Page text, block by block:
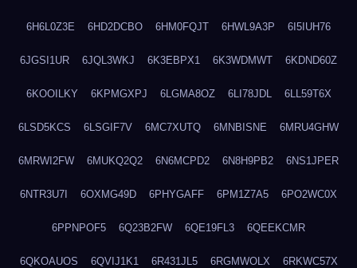
6H6L0Z3E 6HD2DCBO 6HM0FQJT 6HWL9A3P 6I5IUH76
6JGSI1UR 6JQL3WKJ 6K3EBPX1 6K3WDMWT 6KDND60Z
6KOOILKY 6KPMGXPJ 6LGMA8OZ 6LI78JDL 6LL59T6X
6LSD5KCS 6LSGIF7V 6MC7XUTQ 6MNBISNE 6MRU4GHW
6MRWI2FW 6MUKQ2Q2 6N6MCPD2 6N8H9PB2 6NS1JPER
6NTR3U7I 6OXMG49D 6PHYGAFF 6PM1Z7A5 6PO2WC0X
6PPNPOF5 6Q23B2FW 6QE19FL3 6QEEKCMR
6QKOAUOS 6QVIJ1K1 6R431JL5 6RGMWOLX 6RKWC57X